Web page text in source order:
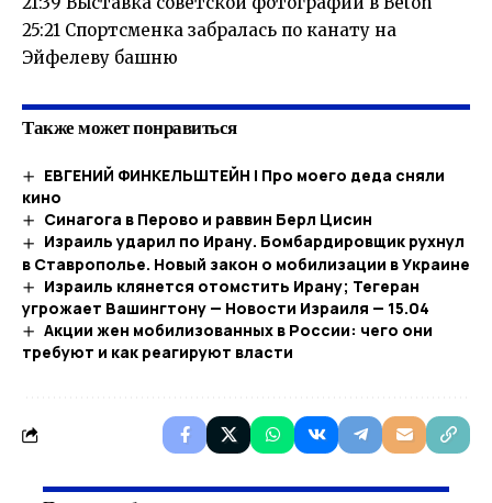
25:21 Спортсменка забралась по канату на
Эйфелеву башню
Также может понравиться
ЕВГЕНИЙ ФИНКЕЛЬШТЕЙН | Про моего деда сняли
кино
Синагога в Перово и раввин Берл Цисин
Израиль ударил по Ирану. Бомбардировщик рухнул
в Ставрополье. Новый закон о мобилизации в Украине
Израиль клянется отомстить Ирану; Тегеран
угрожает Вашингтону — Новости Израиля — 15.04
Акции жен мобилизованных в России: чего они
требуют и как реагируют власти